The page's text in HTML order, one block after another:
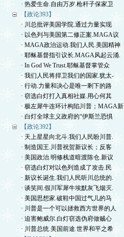
· 热爱生命.自由万岁.枪杆子保家卫
【政论393】
· 川总批评美国学院.通过力量实现
· 以色列与美国第二修正案.MAGA议
· MAGA政治运动.我们人民.美国精神
· 耶稣基督指引议长.MAGA风起云涌.
· In God We Trust.耶稣基督掌管众
· 我们人民将捍卫我们的国家.犹太-
· 行动.力量和决心是唯一剩下的路
· 窃选白灯打入真相社媒.用心何其
· 极左犀牛连环计构陷川普；MAGA新
· 白灯全球主义政府的“伊斯兰恐惧
【政论392】
· 天上星星向北斗.我们人民盼川普.
· 制造国王.川普祝贺新议长；反客
· 美国政治.明修栈道暗渡陈仓.新议
· 窃选白灯对以色列造成了攻击.民
· 新议长诞生.我们人民听川总统的.
· 谈笑间.假川军犀牛埃默灰飞烟灭.
· 美国思想家.破鞋中国过气儿的马
· 川普是一个可以拯救西方世界的人
· 迫害鲍威尔.白灯窃选伪府做贼心
· 川普总统.美国前途.世界和平之希